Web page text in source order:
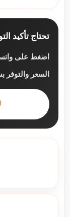
تحتاج تأكيد
اضغط على
السعر والتوفر